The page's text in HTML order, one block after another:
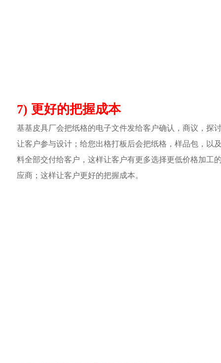
7) 更好的把握成本
基基皮具厂会把纸格的电子文件发给客户确认，商议，探
让客户参与设计；给您出格打板后会把纸格，样品包，以
料全部交付给客户，这样让客户有更多选择更低价格加工
应商；这样让客户更好的把握成本。